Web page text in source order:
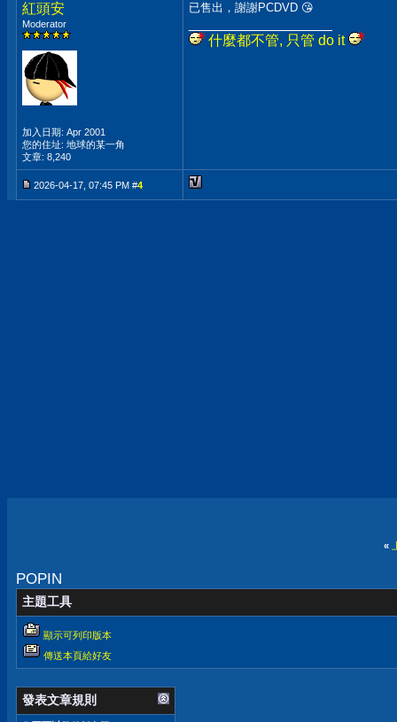
紅頭安
Moderator
加入日期: Apr 2001
您的住址: 地球的某一角
文章: 8,240
已售出，謝謝PCDVD 😘
什麼都不管, 只管 do it
2026-04-17, 07:45 PM #4
«
POPIN
主題工具
顯示可列印版本
傳送本頁給好友
發表文章規則